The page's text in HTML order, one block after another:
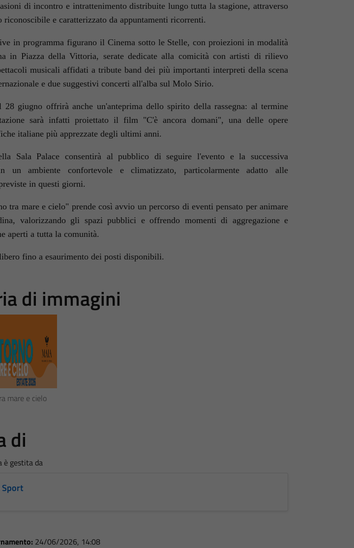
di incontro e intrattenimento distribuite lungo tutta la stagione, attraverso
riconoscibile e caratterizzato da appuntamenti ricorrenti.
in programma figurano il Cinema sotto le Stelle, con proiezioni in modalità
in Piazza della Vittoria, serate dedicate alla comicità con artisti di rilievo
musicali affidati a tribute band dei più importanti interpreti della scena
e due suggestivi concerti all'alba sul Molo Sirio.
28 giugno offrirà anche un'anteprima dello spirito della rassegna: al termine
sarà infatti proiettato il film "C'è ancora domani", una delle opere
italiane più apprezzate degli ultimi anni.
Sala Palace consentirà al pubblico di seguire l'evento e la successiva
un ambiente confortevole e climatizzato, particolarmente adatto alle
in questi giorni.
tra mare e cielo" prende così avvio un percorso di eventi pensato per animare
valorizzando gli spazi pubblici e offrendo momenti di aggregazione e
aperti a tutta la comunità.
fino a esaurimento dei posti disponibili.
di immagini
mare e cielo
di
è gestita da
24/06/2026, 14:08